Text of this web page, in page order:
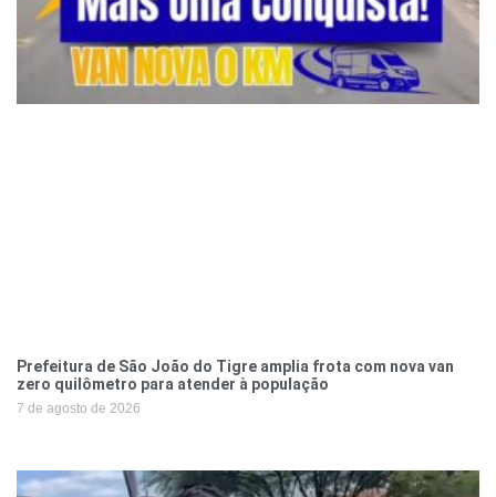
Prefeitura de São João do Tigre amplia frota com nova van
zero quilômetro para atender à população
7 de agosto de 2026